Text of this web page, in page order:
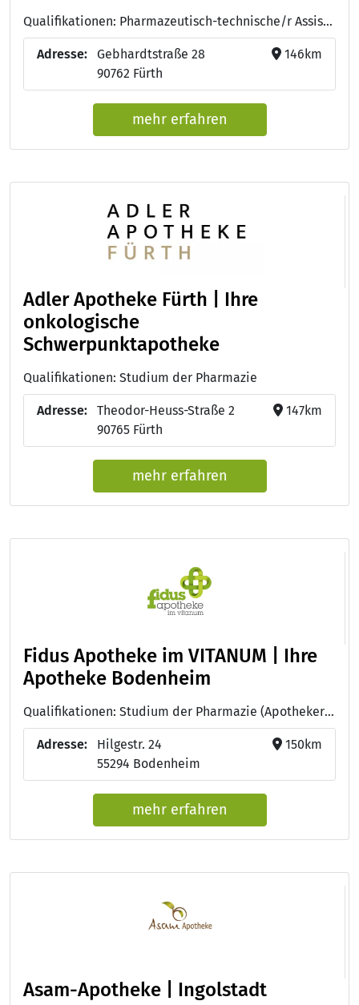
Qualifikationen: Pharmazeutisch-technische/r Assistent/in - PTA, PTA-Weiterqualifizierung "Zytostatika", IFAHS Zertifikatfortbildung "Kompetente Betreuung von Tumorpatienten", Studium der Pharmazie, Angewandte Telepharmazie (IHK)
Adresse:
Gebhardtstraße 28
90762 Fürth
146km
mehr erfahren
Adler Apotheke Fürth | Ihre
onkologische
Schwerpunktapotheke
Qualifikationen: Studium der Pharmazie
Adresse:
Theodor-Heuss-Straße 2
90765 Fürth
147km
mehr erfahren
Fidus Apotheke im VITANUM | Ihre
Apotheke Bodenheim
Qualifikationen: Studium der Pharmazie (Apotheker:in), Pharmazeutisch-technische:r Assistent:in - PTA, Onkologische Pharmazie
Adresse:
Hilgestr. 24
55294 Bodenheim
150km
mehr erfahren
Asam-Apotheke | Ingolstadt